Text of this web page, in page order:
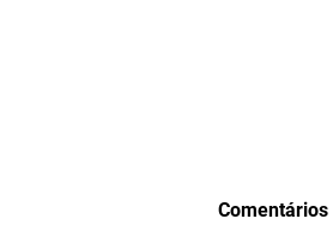
Comentários